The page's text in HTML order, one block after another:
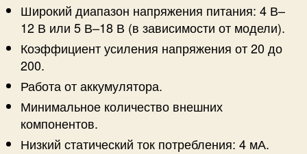
Широкий диапазон напряжения питания: 4 В–
12 В или 5 В–18 В (в зависимости от модели).
Коэффициент усиления напряжения от 20 до
200.
Работа от аккумулятора.
Минимальное количество внешних
компонентов.
Низкий статический ток потребления: 4 мА.